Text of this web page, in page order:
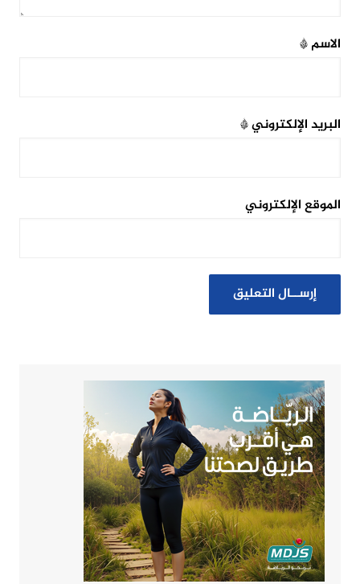
الاسم*
البريد الإلكتروني*
الموقع الإلكتروني